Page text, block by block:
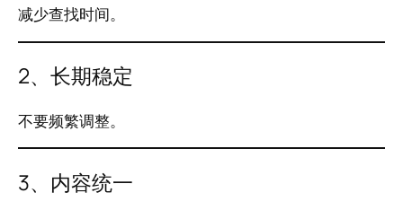
减少查找时间。
2、长期稳定
不要频繁调整。
3、内容统一